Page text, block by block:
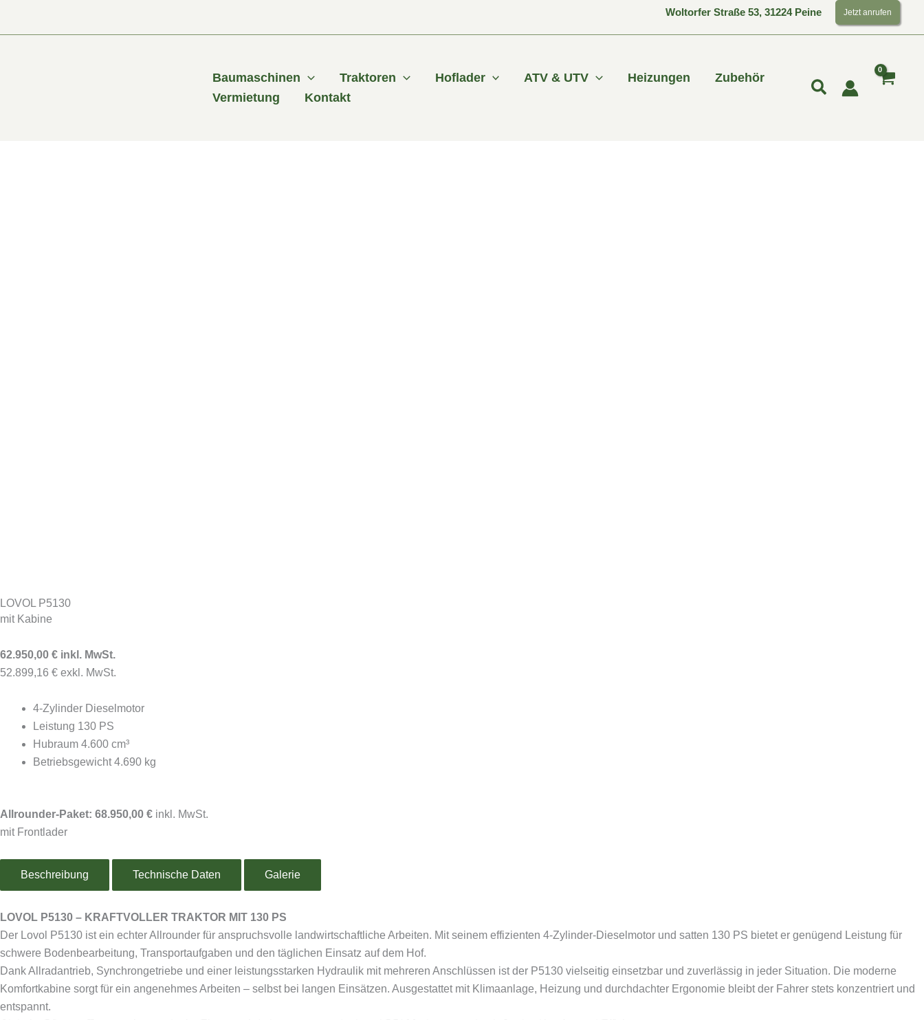
Woltorfer Straße 53, 31224 Peine Jetzt anrufen
Baumaschinen Traktoren Hoflader ATV & UTV Heizungen
Zubehör
Vermietung
Kontakt
Suchen
LOVOL P5130
mit Kabine
62.950,00 € inkl. MwSt.
52.899,16 € exkl. MwSt.
4-Zylinder Dieselmotor
Leistung 130 PS
Hubraum 4.600 cm³
Betriebsgewicht 4.690 kg
Allrounder-Paket: 68.950,00 € inkl. MwSt.
mit Frontlader
Beschreibung Technische Daten Galerie
LOVOL P5130 – KRAFTVOLLER TRAKTOR MIT 130 PS
Der Lovol P5130 ist ein echter Allrounder für anspruchsvolle landwirtschaftliche Arbeiten. Mit seinem effizienten 4-Zylinder-Dieselmotor und satten 130 PS bietet er genügend Leistung für
schwere Bodenbearbeitung, Transportaufgaben und den täglichen Einsatz auf dem Hof.
Dank Allradantrieb, Synchrongetriebe und einer leistungsstarken Hydraulik mit mehreren Anschlüssen ist der P5130 vielseitig einsetzbar und zuverlässig in jeder Situation. Die moderne
Komfortkabine sorgt für ein angenehmes Arbeiten – selbst bei langen Einsätzen. Ausgestattet mit Klimaanlage, Heizung und durchdachter Ergonomie bleibt der Fahrer stets konzentriert und
entspannt.